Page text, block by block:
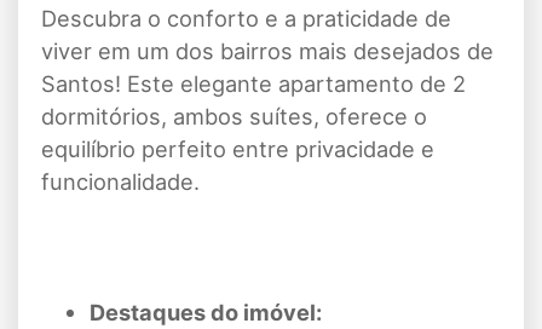
Descubra o conforto e a praticidade de
viver em um dos bairros mais desejados de
Santos! Este elegante apartamento de 2
dormitórios, ambos suítes, oferece o
equilíbrio perfeito entre privacidade e
funcionalidade.
Destaques do imóvel: